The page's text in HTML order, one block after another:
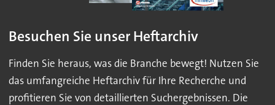
Besuchen Sie unser Heftarchiv
Finden Sie heraus, was die Branche bewegt! Nutzen Sie
das umfangreiche Heftarchiv für Ihre Recherche und
profitieren Sie von detaillierten Suchergebnissen. Die